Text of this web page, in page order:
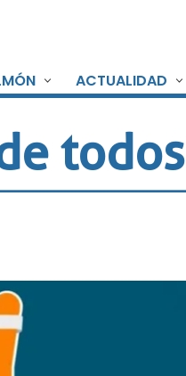
ACTUALIDAD
todos